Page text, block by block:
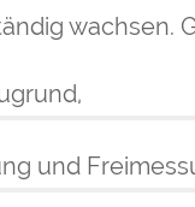
wachsen.
und